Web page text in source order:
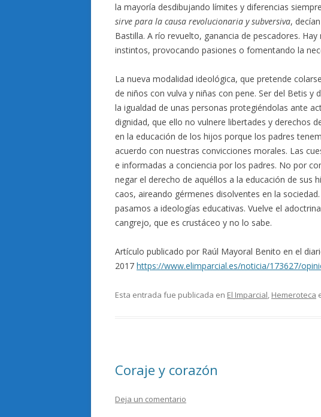
la mayoría desdibujando límites y diferencias
sirve para la causa revolucionaria y subversiva,
Bastilla. A río revuelto, ganancia de pescadores.
instintos, provocando pasiones o fomentando la
La nueva modalidad ideológica, que pretende
de niños con vulva y niñas con pene. Ser del Betis y
la igualdad de unas personas protegiéndolas ante
dignidad, que ello no vulnere libertades y derechos
en la educación de los hijos porque los padres
acuerdo con nuestras convicciones morales. Las
e informadas a conciencia por los padres. No por
negar el derecho de aquéllos a la educación de sus
caos, aireando gérmenes disolventes en la
pasamos a ideologías educativas. Vuelve el
cangrejo, que es crustáceo y no lo sabe.
Artículo publicado por Raúl Mayoral Benito en el
2017 https://www.elimparcial.es/noticia/173627/
Esta entrada fue publicada en El Imparcial, Hemeroteca
Coraje y corazón
Deja un comentario